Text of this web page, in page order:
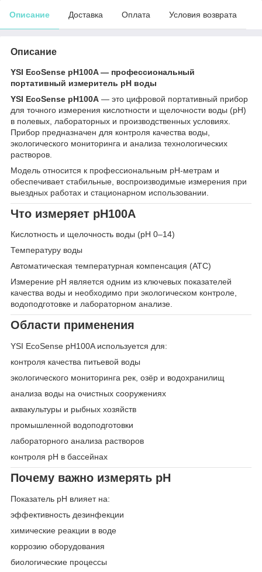
Описание Доставка Оплата Условия возврата
Описание
YSI EcoSense pH100A — профессиональный
портативный измеритель pH воды
YSI EcoSense pH100A — это цифровой портативный прибор
для точного измерения кислотности и щелочности воды (pH)
в полевых, лабораторных и производственных условиях.
Прибор предназначен для контроля качества воды,
экологического мониторинга и анализа технологических
растворов.
Модель относится к профессиональным pH-метрам и
обеспечивает стабильные, воспроизводимые измерения при
выездных работах и стационарном использовании.
Что измеряет pH100A
Кислотность и щелочность воды (pH 0–14)
Температуру воды
Автоматическая температурная компенсация (ATC)
Измерение pH является одним из ключевых показателей
качества воды и необходимо при экологическом контроле,
водоподготовке и лабораторном анализе.
Области применения
YSI EcoSense pH100A используется для:
контроля качества питьевой воды
экологического мониторинга рек, озёр и водохранилищ
анализа воды на очистных сооружениях
аквакультуры и рыбных хозяйств
промышленной водоподготовки
лабораторного анализа растворов
контроля pH в бассейнах
Почему важно измерять pH
Показатель pH влияет на:
эффективность дезинфекции
химические реакции в воде
коррозию оборудования
биологические процессы